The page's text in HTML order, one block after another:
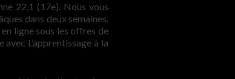
22,1 (17e). Nous vous
dans deux semaines.
ligne sous les offres de
L’apprentissage à la